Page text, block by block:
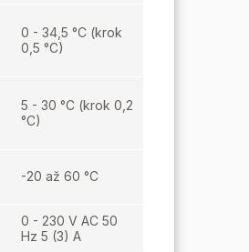
0 - 34,5 °C (krok
0,5 °C)
5 - 30 °C (krok 0,2
°C)
-20 až 60 °C
0 - 230 V AC 50
Hz 5 (3) A